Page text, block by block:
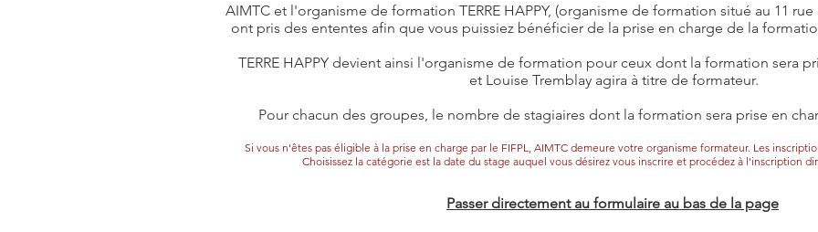
AIMTC et l'organisme de formation TERRE HAPPY, (organisme de formation situé au 11 rue
ont pris des ententes afin que vous puissiez bénéficier de la prise en charge de la
TERRE HAPPY devient ainsi l'organisme de formation pour ceux dont la formation sera
et Louise Tremblay agira à titre de formateur.
Pour chacun des groupes, le nombre de stagiaires dont la formation sera prise en
Si vous n'êtes pas éligible à la prise en charge par le FIFPL, AIMTC demeure votre organisme formateur. Les
Choisissez la catégorie est la date du stage auquel vous désirez vous inscrire et procédez à l'inscription
Passer directement au formulaire au bas de la page